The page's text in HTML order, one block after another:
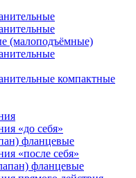
(малоподъёмные)
компактные
«до себя»
фланцевые
«после себя»
фланцевые